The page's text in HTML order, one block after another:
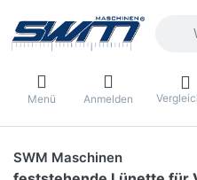
Menü Anmelden
SWM Maschinen